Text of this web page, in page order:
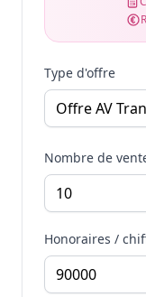
Type d'offre
Nombre de
Honoraires /